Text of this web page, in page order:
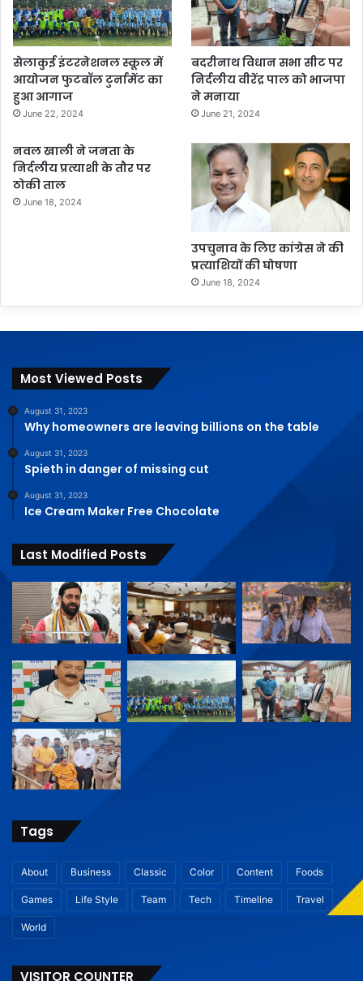
सेलाकुई इंटरनेशनल स्कूल में
आयोजन फुटबॉल टुर्नामेंट का
हुआ आगाज
June 22, 2024
बदरीनाथ विधान सभा सीट पर
निर्दलीय वीरेंद्र पाल को भाजपा
ने मनाया
June 21, 2024
नवल खाली ने जनता के
निर्दलीय प्रत्याशी के तौर पर
ठोकी ताल
June 18, 2024
उपचुनाव के लिए कांग्रेस ने की
प्रत्याशियों की घोषणा
June 18, 2024
Most Viewed Posts
August 31, 2023
Why homeowners are leaving billions on the table
August 31, 2023
Spieth in danger of missing cut
August 31, 2023
Ice Cream Maker Free Chocolate
Last Modified Posts
Tags
About Business Classic Color Content Foods
Games Life Style Team Tech Timeline Travel
World
VISITOR COUNTER